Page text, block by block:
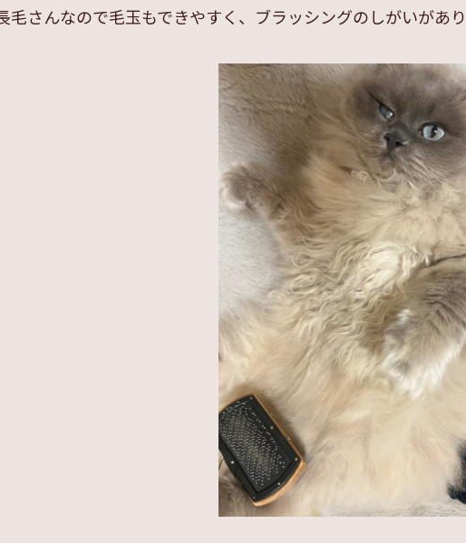
毛さんなので毛玉もできやすく、ブラッシングのしがいがあ